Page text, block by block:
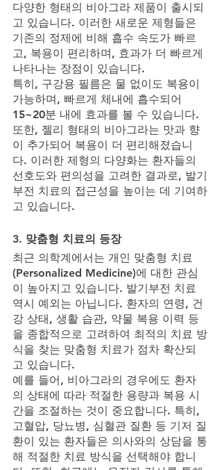
다양한 형태의 비아그라 제품이 출시되
고 있습니다. 이러한 새로운 제형들은
기존의 정제에 비해 흡수 속도가 빠르
고, 복용이 편리하며, 효과가 더 빠르게
나타나는 장점이 있습니다.
특히, 구강용 필름은 물 없이도 복용이
가능하며, 빠르게 체내에 흡수되어
15~20분 내에 효과를 볼 수 있습니다.
또한, 젤리 형태의 비아그라는 맛과 향
이 추가되어 복용이 더 편리해졌습니
다. 이러한 제형의 다양화는 환자들의
선호도와 편의성을 고려한 결과로, 발기
부전 치료의 접근성을 높이는 데 기여하
고 있습니다.
3. 맞춤형 치료의 등장
최근 의학계에서는 개인 맞춤형 치료
(Personalized Medicine)에 대한 관심
이 높아지고 있습니다. 발기부전 치료
역시 예외는 아닙니다. 환자의 연령, 건
강 상태, 생활 습관, 약물 복용 이력 등
을 종합적으로 고려하여 최적의 치료 방
식을 찾는 맞춤형 치료가 점차 확산되
고 있습니다.
예를 들어, 비아그라의 경우에도 환자
의 상태에 따라 적절한 용량과 복용 시
간을 조절하는 것이 중요합니다. 특히,
고혈압, 당뇨병, 심혈관 질환 등 기저 질
환이 있는 환자들은 의사와의 상담을 통
해 적절한 치료 방식을 선택해야 합니